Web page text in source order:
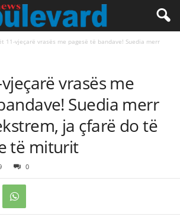
11-vjeçarë vrasës me pagesë të bandave! Suedia merr
vrasës me
Suedia merr
ja çfarë do të
të miturit
0